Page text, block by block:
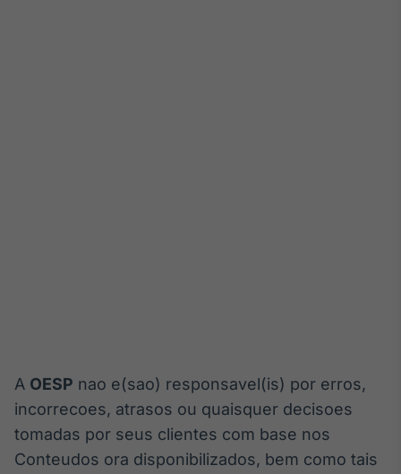
A OESP nao e(sao) responsavel(is) por erros,
incorrecoes, atrasos ou quaisquer decisoes
tomadas por seus clientes com base nos
Conteudos ora disponibilizados, bem como tais